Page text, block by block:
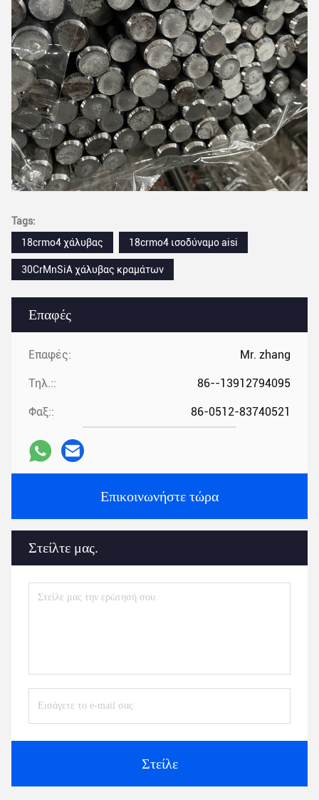
Επαφές
Επαφές: Mr. zhang
Τηλ.:: 86--13912794095
Φαξ:: 86-0512-83740521
Επικοινωνήστε τώρα
Στείλτε μας.
Στείλε
Tags:
18crmo4 χάλυβας
18crmo4 ισοδύναμο aisi
30CrMnSiA χάλυβας κραμάτων